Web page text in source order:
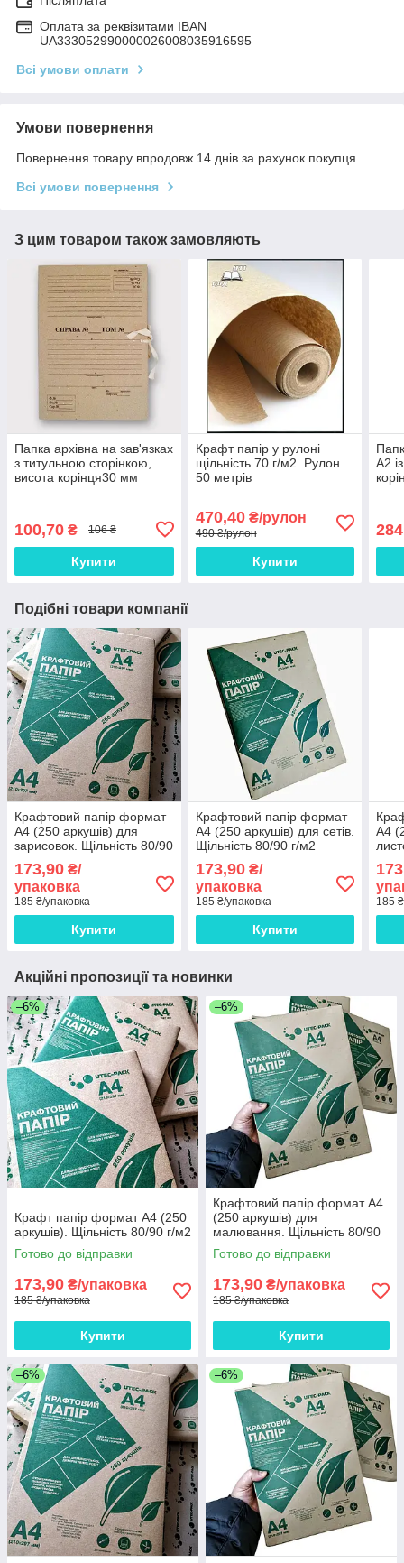
Оплата за реквізитами IBAN
UA333052990000026008035916595
Всі умови оплати
Умови повернення
Повернення товару впродовж 14 днів за рахунок покупця
Всі умови повернення
З цим товаром також замовляють
Папка архівна на зав'язках
з титульною сторінкою,
висота корінця30 мм
100,70 ₴ 106 ₴
Купити
Крафт папір у рулоні
щільність 70 г/м2. Рулон
50 метрів
470,40₴/рулон
490 ₴/рулон
Купити
А2
Подібні товари компанії
Крафтовий папір формат
А4 (250 аркушів) для
зарисовок. Щільність 80/90
г/м2
173,90 ₴/
упаковка
185 ₴/упаковка
Купити
Крафтовий папір формат
А4 (250 аркушів) для сетів.
Щільність 80/90 г/м2
173,90₴/
упаковка
185 ₴/упаковка
Купити
А4
г/м2
185
Акційні пропозиції та новинки
–6%
Крафт папір формат А4 (250
аркушів). Щільність 80/90 г/м2
Готово до відправки
173,90 ₴/упаковка
185 ₴/упаковка
Купити
–6%
Крафтовий папір формат А4
(250 аркушів) для
малювання. Щільність 80/90
г/м2
Готово до відправки
173,90 ₴/упаковка
185 ₴/упаковка
Купити
–6% –6%